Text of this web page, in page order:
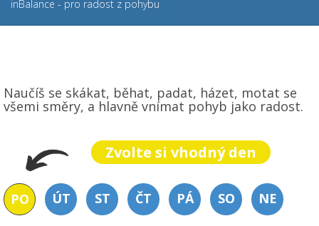
KONTAKT
inBalance - pro radost z pohybu
Naučíš se skákat, běhat, padat, házet, motat se
všemi směry, a hlavně vnímat pohyb jako radost.
Zvolte si vhodný den
PO ÚT ST ČT PÁ SO NE